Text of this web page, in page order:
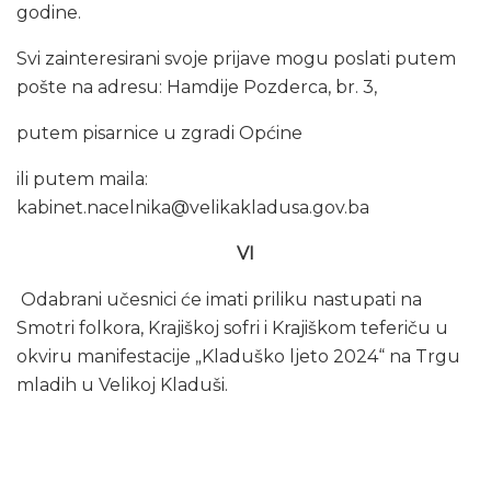
godine.
Svi zainteresirani svoje prijave mogu poslati putem
pošte na adresu: Hamdije Pozderca, br. 3,
putem pisarnice u zgradi Općine
ili putem maila:
kabinet.nacelnika@velikakladusa.gov.ba
VI
Odabrani učesnici će imati priliku nastupati na
Smotri folkora, Krajiškoj sofri i Krajiškom teferiču u
okviru manifestacije „Kladuško ljeto 2024“ na Trgu
mladih u Velikoj Kladuši.